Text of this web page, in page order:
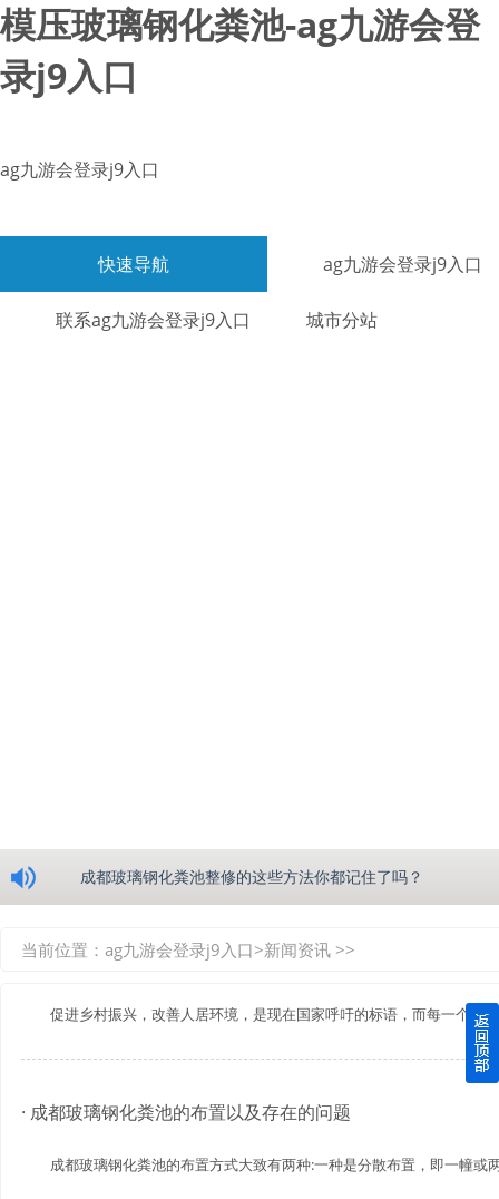
模压玻璃钢化粪池-ag九游会登
录j9入口
ag九游会登录j9入口
快速导航 ag九游会登录j9入口
联系ag九游会登录j9入口 城市分站
成都玻璃钢化粪池整修的这些方法你都记住了吗？
四川玻璃钢化粪池逐渐取代传统玻璃钢化粪池的这几点原因
关于重庆玻璃钢化粪池的这些基础知识你都记住了吗？
四川玻璃钢化粪池选购时应该如何进行挑选？
当前位置： ag九游会登录j9入口>新闻资讯 >>
促进乡村振兴，改善人居环境，是现在国家呼吁的标语，而每一个乡
· 成都玻璃钢化粪池的布置以及存在的问题
成都玻璃钢化粪池的布置方式大致有两种:一种是分散布置，即一幢或